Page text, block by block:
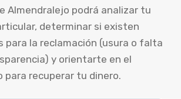
Almendralejo podrá analizar tu
determinar si existen
para la reclamación (usura o falta
y orientarte en el
para recuperar tu dinero.